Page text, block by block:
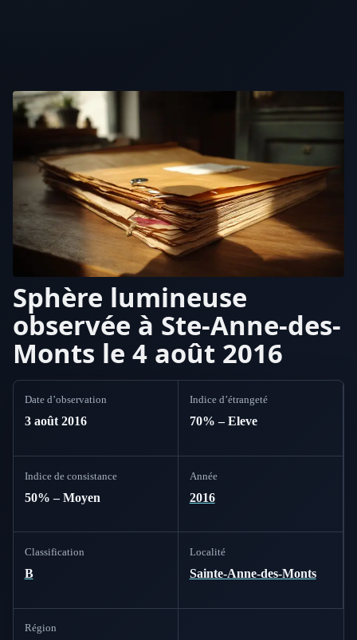
Sphère lumineuse
observée à Ste-Anne-des-
Monts le 4 août 2016
Date d’observation
3 août 2016
Indice d’étrangeté
70% – Eleve
Indice de consistance
50% – Moyen
Année
2016
Classification
B
Localité
Sainte-Anne-des-Monts
Région